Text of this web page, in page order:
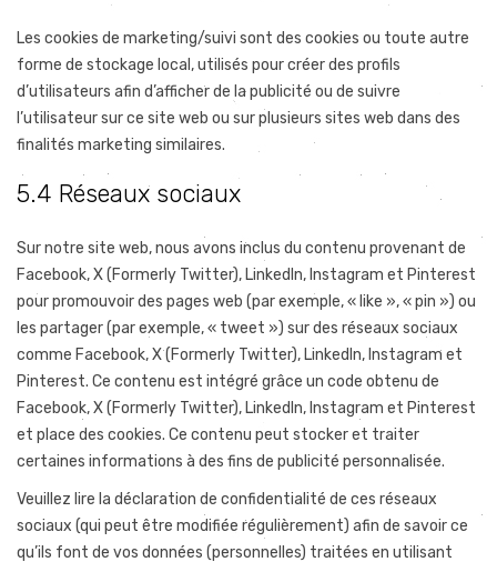
Les cookies de marketing/suivi sont des cookies ou toute autre
forme de stockage local, utilisés pour créer des profils
d’utilisateurs afin d’afficher de la publicité ou de suivre
l’utilisateur sur ce site web ou sur plusieurs sites web dans des
finalités marketing similaires.
5.4 Réseaux sociaux
Sur notre site web, nous avons inclus du contenu provenant de
Facebook, X (Formerly Twitter), LinkedIn, Instagram et Pinterest
pour promouvoir des pages web (par exemple, « like », « pin ») ou
les partager (par exemple, « tweet ») sur des réseaux sociaux
comme Facebook, X (Formerly Twitter), LinkedIn, Instagram et
Pinterest. Ce contenu est intégré grâce un code obtenu de
Facebook, X (Formerly Twitter), LinkedIn, Instagram et Pinterest
et place des cookies. Ce contenu peut stocker et traiter
certaines informations à des fins de publicité personnalisée.
Veuillez lire la déclaration de confidentialité de ces réseaux
sociaux (qui peut être modifiée régulièrement) afin de savoir ce
qu’ils font de vos données (personnelles) traitées en utilisant